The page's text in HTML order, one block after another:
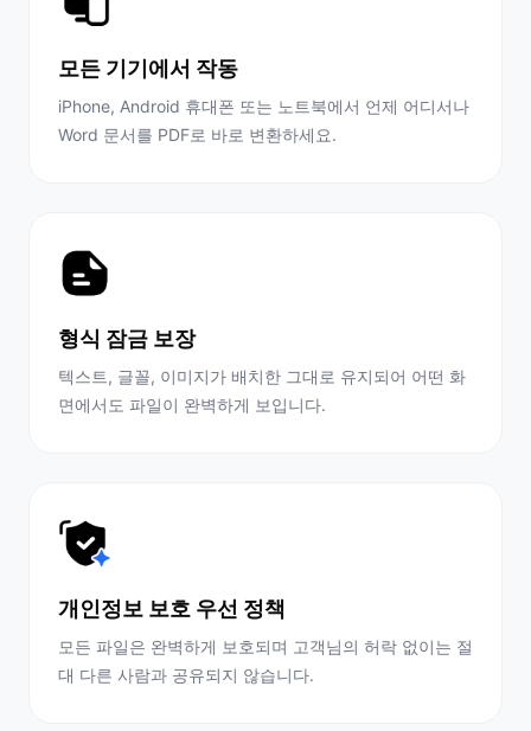
모든 기기에서 작동
iPhone, Android 휴대폰 또는 노트북에서 언제 어디서나
Word 문서를 PDF로 바로 변환하세요.
형식 잠금 보장
텍스트, 글꼴, 이미지가 배치한 그대로 유지되어 어떤 화
면에서도 파일이 완벽하게 보입니다.
개인정보 보호 우선 정책
모든 파일은 완벽하게 보호되며 고객님의 허락 없이는 절
대 다른 사람과 공유되지 않습니다.